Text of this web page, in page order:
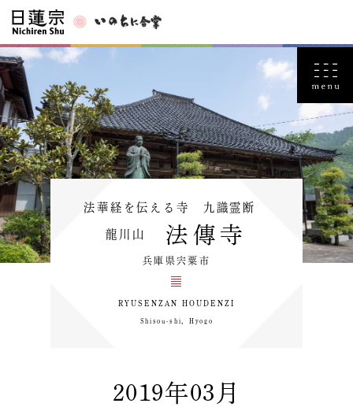
法華経を伝える寺 九識霊断
龍川山 法傳寺
兵庫県宍粟市
RYUSENZAN HOUDENZI
Shisou-shi，Hyogo
2019年03月